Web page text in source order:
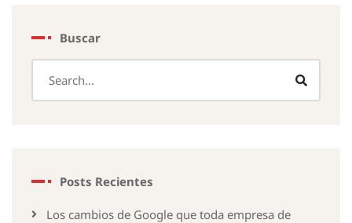
Buscar
Posts Recientes
Los cambios de Google que toda empresa de